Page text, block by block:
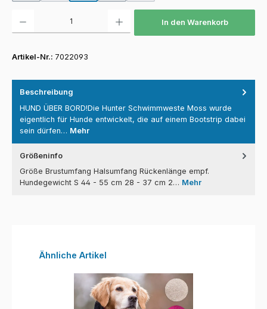
In den Warenkorb
Artikel-Nr.: 7022093
Beschreibung
HUND ÜBER BORD!Die Hunter Schwimmweste Moss wurde
eigentlich für Hunde entwickelt, die auf einem Bootstrip dabei
sein dürfen… Mehr
Größeninfo
Größe Brustumfang Halsumfang Rückenlänge empf.
Hundegewicht S 44 - 55 cm 28 - 37 cm 2… Mehr
Produktgalerie überspringen
Ähnliche Artikel